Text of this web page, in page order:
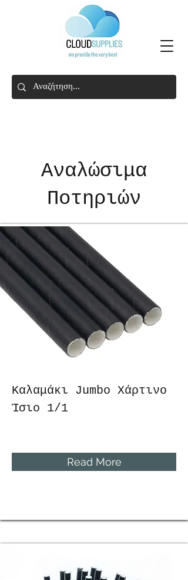
Αναλώσιμα
Ποτηριών
Καλαμάκι Jumbo Χάρτινο
Ίσιο 1/1
Read More